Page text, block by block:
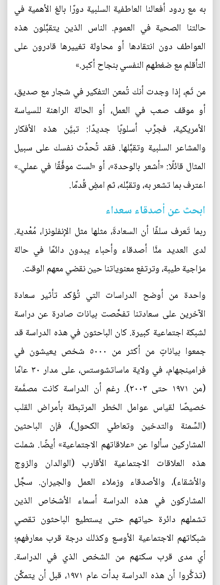
به مع ردود أفعالنا العاطفية السلبية دورًا بالغ الأهمية في
حالتنا الصحية في العموم. الناس الذين يتقبَّلون هذه
العواطف دون انتقادها أو محاولة تغييرها قادرون على
التأقلم مع ضغطهم النفسي بنجاح أكبر.»
من ثَم، إذا وجدت أنك تُمعن التفكير في شجار مع صديق،
أو موقف صعب في العمل، أو الحالة الراهنة للسياسة
الأمريكية، فجرِّب أسلوبًا جديدًا: تبيَّن هذه الأفكار
والمشاعر السلبية وتقبَّلها. فقد تُحدِّث نفسك على سبيل
المثال قائلًا: «أشعر بالوحدة»، أو «لست موفَّقًا في عملي.»
اعترف بما تشعر به، وتقبَّله، ثم امضِ قُدمًا.
ابحث عن أصدقاء سعداء
ربما تَعرف سلفًا أن السعادةَ، مثلها مثل الإنفلونزا، مُعْدية.
لدى العديد منَّا أصدقاء وأحباء يبدون دائمًا في حالة
مزاجية طيبة، وترتفع معنوياتنا حين نقضي معهم الوقت.
واحدة من أوضح الدراسات التي تُؤكد تأثير سعادة
الآخرين على سعادتنا تفحَّصت بيانات صادرة عن دراسة
لشبكة اجتماعية كبيرة. كان الباحثون في هذه الدراسة قد
جمعوا بياناتٍ من أكثر من ٥٠٠٠ شخص يعيشون في
فرامينجهام، في ولاية ماساتشوستس، على مدار ٣٠ عامًا
(من ١٩٧١ حتى ٢٠٠٣). رغم أن الدراسة كانت مصمَّمة
خصيصًا لقياس عوامل الخطر المرتبطة بأمراض القلب
(السِّمنة والتدخين وتعاطي الكحول)، فإن الباحثين
المشاركين سألوا عن «علاقاتهم الاجتماعية» أيضًا. شملت
هذه العلاقات الاجتماعية الأقارب (الوالدان والزوج
والأشقاء)، والأصدقاء وزملاء العمل والجيران. سجَّل
المشاركون في هذه الدراسة أسماء الأشخاص الذين
تشملهم دائرة حياتهم حتى يستطيع الباحثون تقصي
شبكاتهم الاجتماعية الأوسع وكذلك درجة قرب معارفهم؛
أي مدى قرب سكنهم من الشخص الذي في الدراسة.
(تذكَّروا أن هذه الدراسة بدأت عام ١٩٧١، قبل أن يتمكَّن